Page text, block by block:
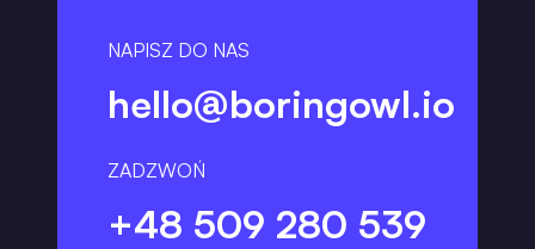
NAPISZ DO NAS
hello@boringowl.io
ZADZWOŃ
+48 509 280 539